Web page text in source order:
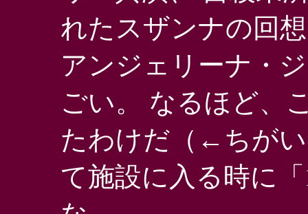
れたスザンナの回
アンジェリーナ・
ごい。 なるほど、
たわけだ（←ちが
て施設に入る時に